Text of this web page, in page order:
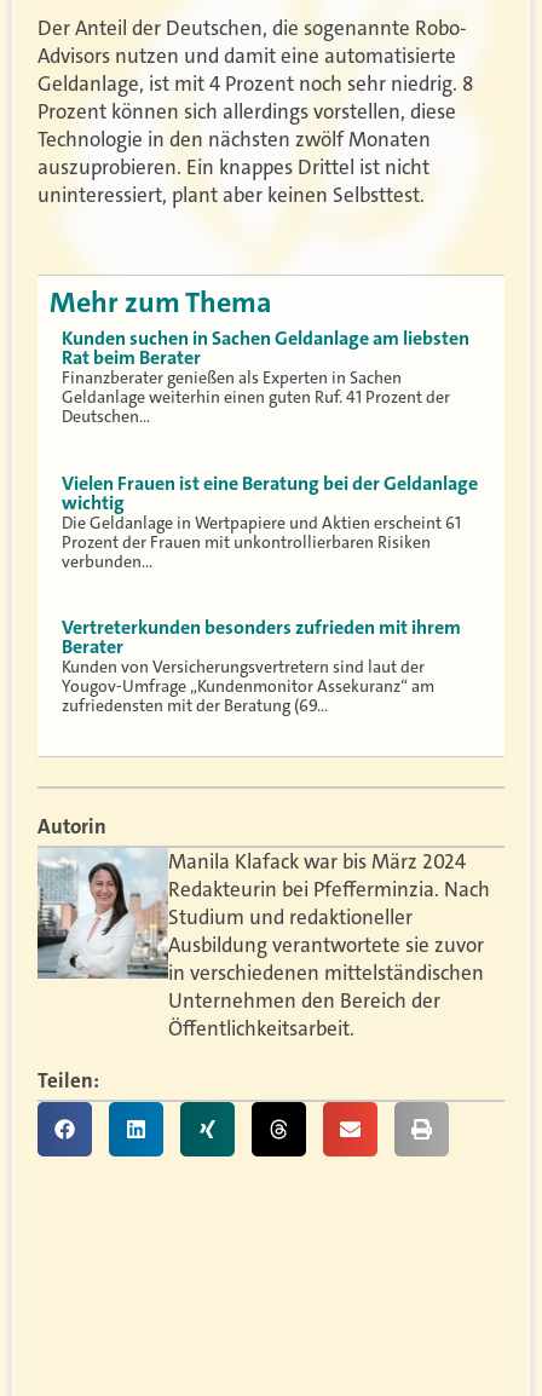
Der Anteil der Deutschen, die sogenannte Robo-
Advisors nutzen und damit eine automatisierte
Geldanlage, ist mit 4 Prozent noch sehr niedrig. 8
Prozent können sich allerdings vorstellen, diese
Technologie in den nächsten zwölf Monaten
auszuprobieren. Ein knappes Drittel ist nicht
uninteressiert, plant aber keinen Selbsttest.
Mehr zum Thema
Kunden suchen in Sachen Geldanlage am liebsten
Rat beim Berater
Finanzberater genießen als Experten in Sachen
Geldanlage weiterhin einen guten Ruf. 41 Prozent der
Deutschen…
Vielen Frauen ist eine Beratung bei der Geldanlage
wichtig
Die Geldanlage in Wertpapiere und Aktien erscheint 61
Prozent der Frauen mit unkontrollierbaren Risiken
verbunden…
Vertreterkunden besonders zufrieden mit ihrem
Berater
Kunden von Versicherungsvertretern sind laut der
Yougov-Umfrage „Kundenmonitor Assekuranz“ am
zufriedensten mit der Beratung (69…
Autorin
Manila Klafack war bis März 2024
Redakteurin bei Pfefferminzia. Nach
Studium und redaktioneller
Ausbildung verantwortete sie zuvor
in verschiedenen mittelständischen
Unternehmen den Bereich der
Öffentlichkeitsarbeit.
Teilen: